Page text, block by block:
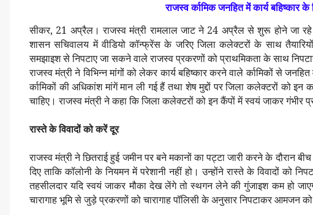
राजस्व र्कामिक जनहित में कार्य बहिष्कार के
सीकर, 21 अप्रैल। राजस्व मंत्री रामलाल जाट ने 24 अप्रैल से शुरू होने जा
शासन सचिवालय में वीडियो कॉन्फ्रेंस के जरिए जिला कलेक्टरों के साथ
समझाइश से निपटाए जा सकने वाले राजस्व प्रकरणों को प्राथमिकता के साथ
राजस्व मंत्री ने विभिन्न मांगों को लेकर कार्य बहिष्कार करने वाले र्कामिकों से
र्कामिकों की अधिकांश मांगें मान ली गई हैं तथा शेष मुद्दों पर जिला कलेक्टरों को
चाहिए। राजस्व मंत्री ने कहा कि जिला कलेक्टरों को इन कैंपों में स्वयं जाकर गंभीर
रास्ते के विवादों को करें दूर
राजस्व मंत्री ने छितराई हुई जमीन पर बने मकानों का पट्टा जारी करने के दौरान
दिए ताकि कॉलोनी के नियमन में परेशानी नहीं हो। उन्होंने रास्ते के विवादों को
तहसीलदार यदि स्वयं जाकर मौका देख लेंगे तो स्थगन लेने की गुंजाइश कम हो
चारागाह भूमि से जुड़े प्रकरणों को चारागाह पॉलिसी के अनुसार निपटाकर आमजन को